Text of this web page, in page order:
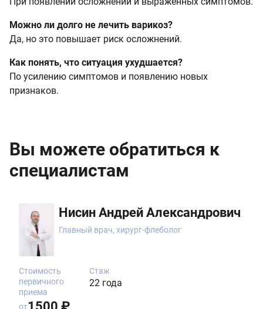
Можно ли долго не лечить варикоз?
Да, но это повышает риск осложнений.
Как понять, что ситуация ухудшается?
По усилению симптомов и появлению новых
признаков.
Вы можете обратиться к
специалистам
Нисин Андрей Александрович
Главный врач, хирург-флеболог
Стаж
22 года
Стоимость
первичного
приема
от